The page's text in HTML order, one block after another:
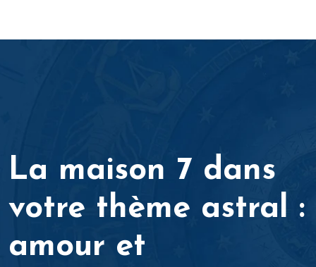
La maison 7 dans
votre thème astral :
amour et